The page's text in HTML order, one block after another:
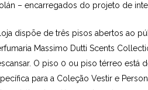
– encarregados do projeto de
dispõe de três pisos abertos ao
Massimo Dutti Scents
O piso 0 ou piso térreo está
para a Coleção Vestir e